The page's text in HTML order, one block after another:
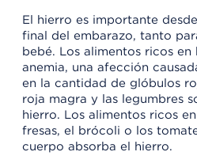
El hierro es importante
final del embarazo, tanto
bebé. Los alimentos ricos
anemia, una afección
en la cantidad de glóbulos
roja magra y las legumbres
hierro. Los alimentos ricos
fresas, el brócoli o los
cuerpo absorba el hierro.